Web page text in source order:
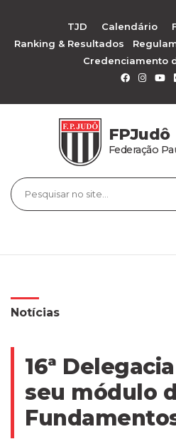
TJD Calendário
Ranking & Resultados
Credenciamento
FPJudô
Federação
Notícias
16ª
seu módulo